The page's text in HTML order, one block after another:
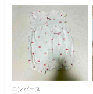
ロンパース